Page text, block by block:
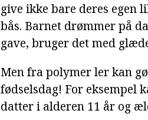
give ikke bare deres
bås. Barnet drømmer på
gave, bruger det med
Men fra polymer ler kan
fødselsdag! For eksempel
datter i alderen 11 år og